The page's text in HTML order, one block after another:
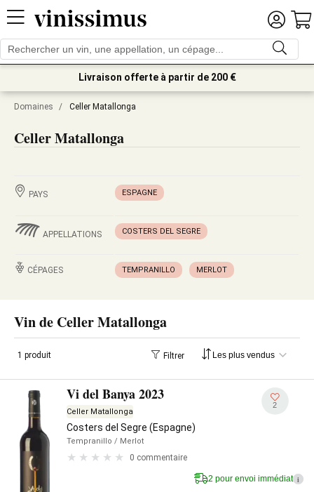
Livraison offerte à partir de 200 €
Domaines / Celler Matallonga
Celler Matallonga
PAYS ESPAGNE
APPELLATIONS COSTERS DEL SEGRE
CÉPAGES TEMPRANILLO MERLOT
Vin de Celler Matallonga
1 produit Filtrer
Vi del Banya 2023
Celler Matallonga
Costers del Segre (Espagne)
Tempranillo / Merlot
0 commentaire
2
2 pour envoi immédiat i